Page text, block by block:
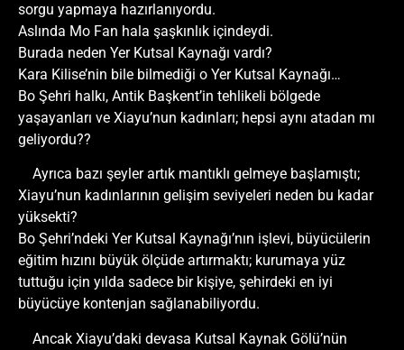
sorgu yapmaya hazırlanıyordu.
Aslında Mo Fan hala şaşkınlık içindeydi.
Burada neden Yer Kutsal Kaynağı vardı?
Kara Kilise’nin bile bilmediği o Yer Kutsal Kaynağı…
Bo Şehri halkı, Antik Başkent’in tehlikeli bölgede
yaşayanları ve Xiayu’nun kadınları; hepsi aynı atadan mı
geliyordu??
Ayrıca bazı şeyler artık mantıklı gelmeye başlamıştı;
Xiayu’nun kadınlarının gelişim seviyeleri neden bu kadar
yüksekti?
Bo Şehri’ndeki Yer Kutsal Kaynağı’nın işlevi, büyücülerin
eğitim hızını büyük ölçüde artırmaktı; kurumaya yüz
tuttuğu için yılda sadece bir kişiye, şehirdeki en iyi
büyücüye kontenjan sağlanabiliyordu.
Ancak Xiayu’daki devasa Kutsal Kaynak Gölü’nün